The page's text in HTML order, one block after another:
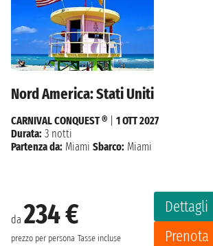
Nord America: Stati Uniti
da 234 €
prezzo per persona Tasse incluse
Dettagli
Prenota
CARNIVAL CONQUEST ®
1 OTT 2027
Durata: 3 notti
Partenza da: Miami Sbarco: Miami